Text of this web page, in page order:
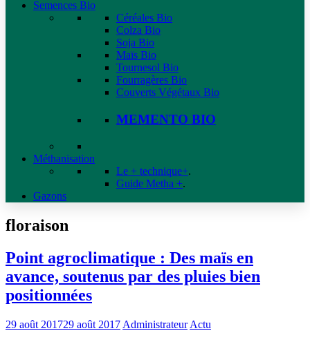
Semences Bio
Céréales Bio
Colza Bio
Soja Bio
Maïs Bio
Tournesol Bio
Fourragères Bio
Couverts Végétaux Bio
MEMENTO BIO
Méthanisation
Le + technique+.
Guide Metha +.
Gazons
floraison
Point agroclimatique : Des maïs en
avance, soutenus par des pluies bien
positionnées
29 août 201729 août 2017 Administrateur Actu